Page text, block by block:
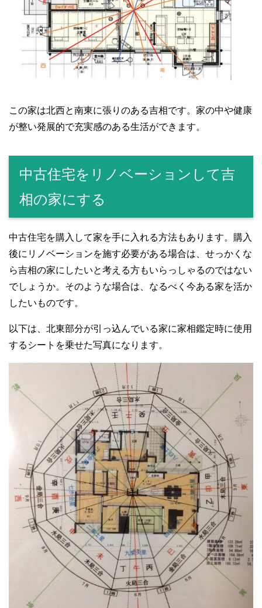
この家は北西と南東に張りのある吉相です。家の中や健康
が整い発展的で充実感のある生活ができます。
中古住宅をリノベーションして吉
相の家にする
中古住宅を購入して家を手に入れる方法もあります。購入
後にリノベーションを施す必要がある場合は、せっかくな
ら吉相の家にしたいと考える方もいらっしゃるのではない
でしょうか。そのような場合は、なるべく今ある家を活か
したいものです。
以下は、北東部分が引っ込んでいる家に家相鑑定時に使用
するシートを乗せた写真になります。